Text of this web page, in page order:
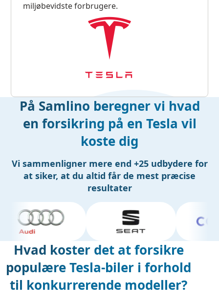
miljøbevidste forbrugere.
På Samlino beregner vi hvad
en forsikring på en Tesla vil
koste dig
Vi sammenligner mere end +25 udbydere for
at siker, at du altid får de mest præcise
resultater
Hvad koster det at forsikre
populære Tesla-biler i forhold
til konkurrerende modeller?